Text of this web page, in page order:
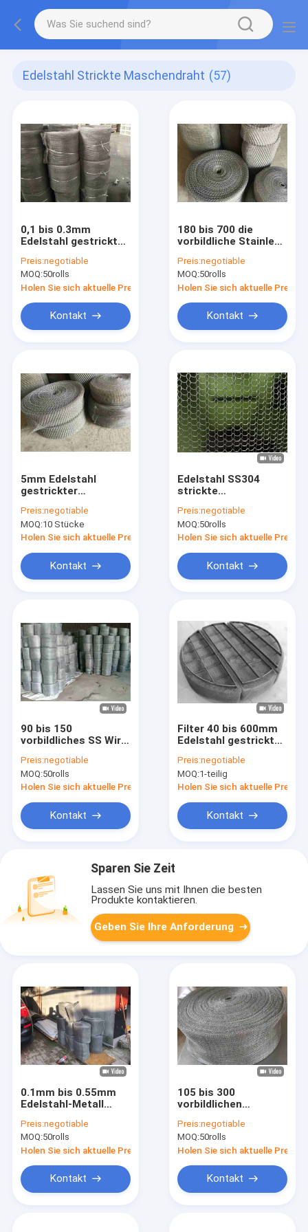
Edelstahl Strickte Maschendraht (57)
0,1 bis 0.3mm
Edelstahl gestrickte
Preis:negotiable
MOQ:50rolls
Holen Sie sich aktuelle Preis
Kontakt
180 bis 700 die
vorbildliche Stainless
Preis:negotiable
MOQ:50rolls
Holen Sie sich aktuelle Preis
Kontakt
5mm Edelstahl
gestrickter
Preis:negotiable
MOQ:10 Stücke
Holen Sie sich aktuelle Preis
Kontakt
Edelstahl SS304
strickte
0.11mm bis 0.35mm
Preis:negotiable
MOQ:50rolls
Holen Sie sich aktuelle Preis
Kontakt
90 bis 150
vorbildliches SS Wire
Collection Efficiency
Preis:negotiable
MOQ:50rolls
Holen Sie sich aktuelle Preis
Kontakt
Filter 40 bis 600mm
Edelstahl gestrickter
Hope
Preis:negotiable
MOQ:1-teilig
Holen Sie sich aktuelle Preis
Kontakt
Sparen Sie Zeit
Lassen Sie uns mit Ihnen die besten
Produkte kontaktieren.
Geben Sie Ihre Anforderung
0.1mm bis 0.55mm
Edelstahl-Metall
Resistance
Preis:negotiable
MOQ:50rolls
Holen Sie sich aktuelle Preis
Kontakt
105 bis 300
vorbildlichen
Knitted
Maschendraht
0.2mm
Preis:negotiable
MOQ:50rolls
Holen Sie sich aktuelle Preis
Kontakt